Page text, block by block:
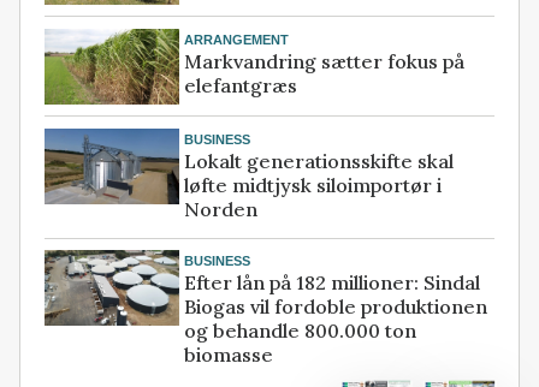
ARRANGEMENT
Markvandring sætter fokus på
elefantgræs
BUSINESS
Lokalt generationsskifte skal
løfte midtjysk siloimportør i
Norden
BUSINESS
Efter lån på 182 millioner: Sindal
Biogas vil fordoble produktionen
og behandle 800.000 ton
biomasse